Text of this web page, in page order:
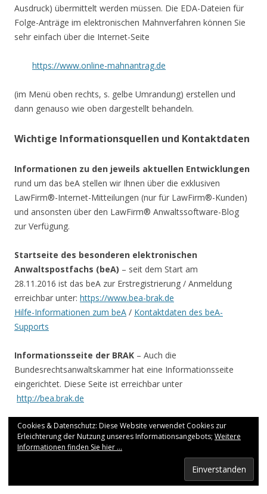
Ausdruck) übermittelt werden müssen. Die EDA-Dateien für
Folge-Anträge im elektronischen Mahnverfahren können Sie
sehr einfach über die Internet-Seite
https://www.online-mahnantrag.de
(im Menü oben rechts, s. gelbe Umrandung) erstellen und
dann genauso wie oben dargestellt behandeln.
Wichtige Informationsquellen und Kontaktdaten
Informationen zu den jeweils aktuellen Entwicklungen
rund um das beA stellen wir Ihnen über die exklusiven
LawFirm®-Internet-Mitteilungen (nur für LawFirm®-Kunden)
und ansonsten über den LawFirm® Anwaltssoftware-Blog
zur Verfügung.
Startseite des besonderen elektronischen
Anwaltspostfachs (beA) – seit dem Start am
28.11.2016 ist das beA zur Erstregistrierung / Anmeldung
erreichbar unter: https://www.bea-brak.de
Hilfe-Informationen zum beA / Kontaktdaten des beA-
Supports
Informationsseite der BRAK – Auch die
Bundesrechtsanwaltskammer hat eine Informationsseite
eingerichtet. Diese Seite ist erreichbar unter
http://bea.brak.de
Informations- und Bestell-Seite der
Bundesnotarkammer (BNotK)– Informationen zur
Bestellung der beA Karten und Lesegeräte finden sich unter:
Fragen und E-Mail Support
Cookies & Datenschutz: Diese Website verwendet Cookies zur
Erleichterung der Nutzung unseres Informationsangebots; Weitere
Informationen finden Sie hier ...